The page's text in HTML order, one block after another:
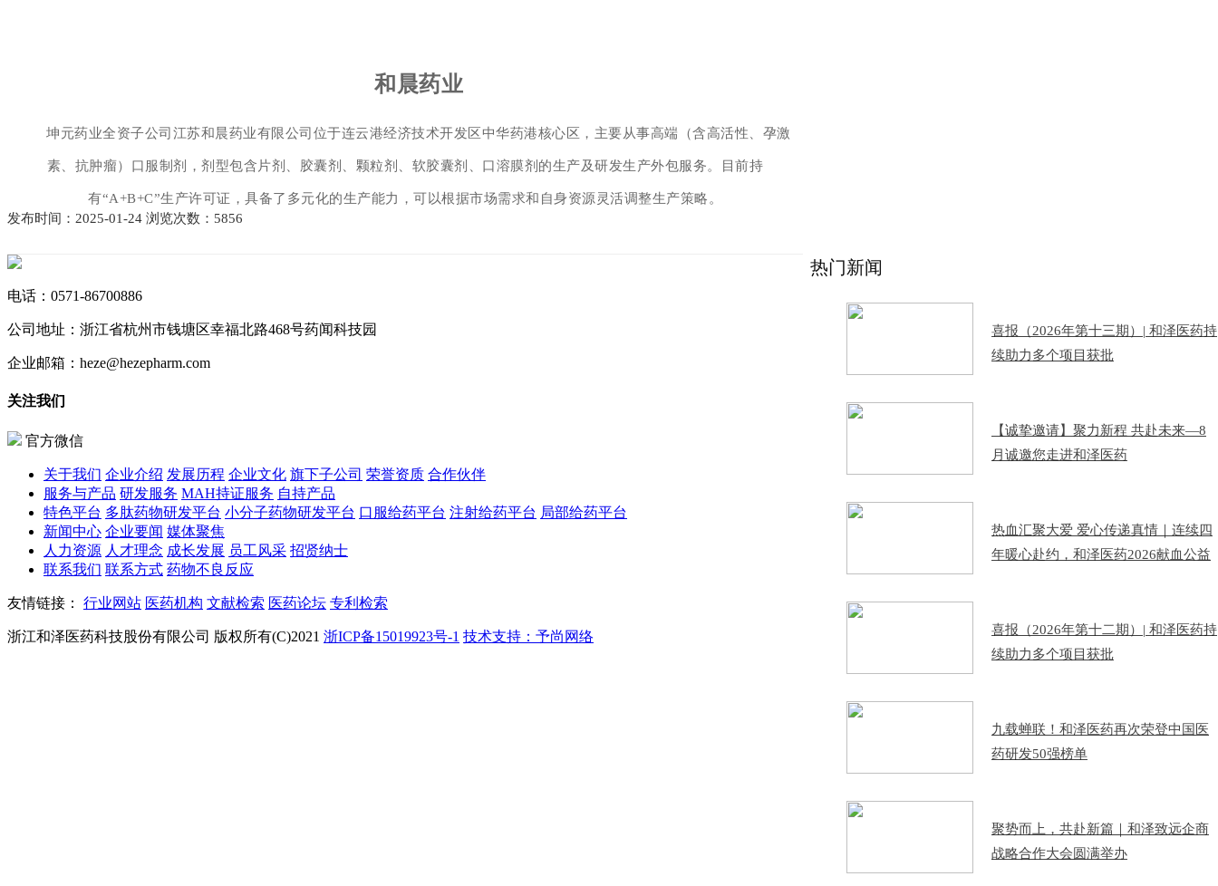
发布时间：2025-01-24 浏览次数：5856
和晨药业
坤元药业全资子公司江苏和晨药业有限公司位于连云港经济技术开发区中华药港核心区，主要从事高端（含高活性、孕激
素、抗肿瘤）口服制剂，剂型包含片剂、胶囊剂、颗粒剂、软胶囊剂、口溶膜剂的生产及研发生产外包服务。目前持
有“A+B+C”生产许可证，具备了多元化的生产能力，可以根据市场需求和自身资源灵活调整生产策略。
热门新闻
喜报（2026年第十三期）| 和泽医药持
续助力多个项目获批
【诚挚邀请】聚力新程 共赴未来—8
月诚邀您走进和泽医药
热血汇聚大爱 爱心传递真情｜连续四
年暖心赴约，和泽医药2026献血公益
喜报（2026年第十二期）| 和泽医药持
续助力多个项目获批
九载蝉联！和泽医药再次荣登中国医
药研发50强榜单
聚势而上，共赴新篇｜和泽致远企商
战略合作大会圆满举办
电话： 0571-86700886
公司地址： 浙江省杭州市钱塘区幸福北路468号药闻科技园
企业邮箱： heze@hezepharm.com
关注我们
官方微信
关于我们 企业介绍 发展历程 企业文化 旗下子公司 荣誉资质 合作伙伴
服务与产品 研发服务 MAH持证服务 自持产品
特色平台 多肽药物研发平台 小分子药物研发平台 口服给药平台 注射给药平台 局部给药平台
新闻中心 企业要闻 媒体聚焦
人力资源 人才理念 成长发展 员工风采 招贤纳士
联系我们 联系方式 药物不良反应
友情链接： 行业网站 医药机构 文献检索 医药论坛 专利检索
浙江和泽医药科技股份有限公司 版权所有(C)2021 浙ICP备15019923号-1 技术支持：予尚网络